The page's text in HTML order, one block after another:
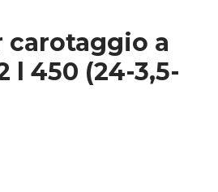
carotaggio a
l 450 (24-3,5-